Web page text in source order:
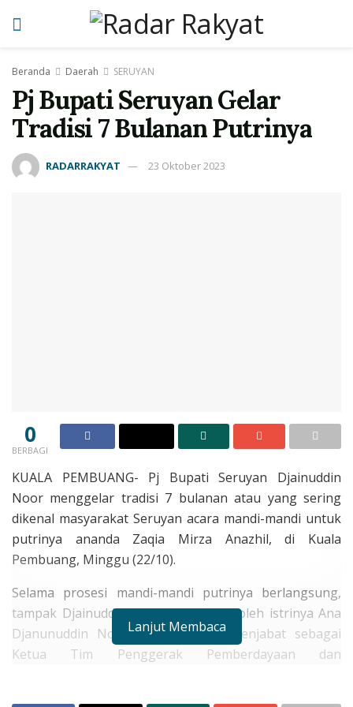
Beranda Daerah SERUYAN
Pj Bupati Seruyan Gelar
Tradisi 7 Bulanan Putrinya
RADARRAKYAT 23 Oktober 2023
0
BERBAGI
KUALA PEMBUANG- Pj Bupati Seruyan Djainuddin
Noor menggelar tradisi 7 bulanan atau yang sering
dikenal masyarakat Seruyan acara mandi-mandi untuk
putrinya ananda Zaqia Mirza Anazhil, di Kuala
Pembuang, Minggu (22/10).
Selama prosesi mandi-mandi putrinya berlangsung,
tampak Djainuddin Noor didampingi oleh istrinya Ana
Djanunuddin Noor yang saat ini menjabat sebagai
Ketua Tim Penggerak Pemberdayaan dan
Lanjut Membaca